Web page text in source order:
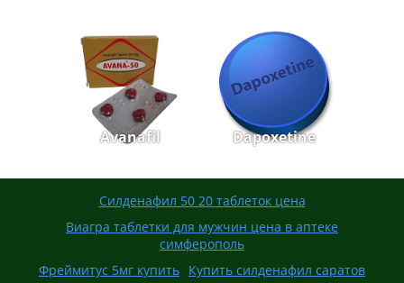
Avanafil Dapoxetine
Силденафил 50 20 таблеток цена
Виагра таблетки для мужчин цена в аптеке
симферополь
Фреймитус 5мг купить Купить силденафил саратов